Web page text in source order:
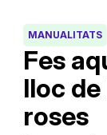
Fes
lloc
roses
MANUALITATS